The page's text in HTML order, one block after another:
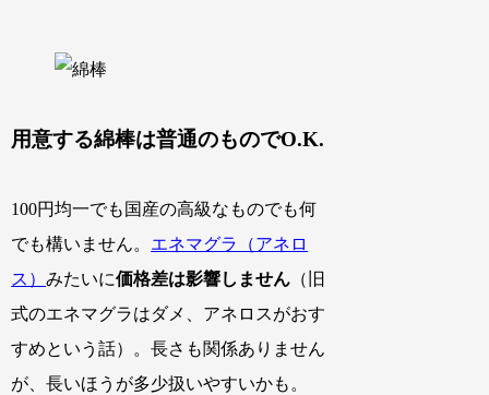
用意する綿棒は普通のものでO.K.
100円均一でも国産の高級なものでも何
でも構いません。 エネマグラ（アネロ
ス）みたいに価格差は影響しません （旧
式のエネマグラはダメ、アネロスがおす
すめという話）。長さも関係ありません
が、長いほうが多少扱いやすいかも。